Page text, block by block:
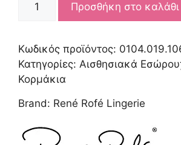
DOWN
TEDDY
BLACK
ποσότητα
Προσθήκη στο καλάθι
Κωδικός προϊόντος:
Κατηγορίες: Αισθησιακά
Κορμάκια
Brand: René Rofé Lingerie